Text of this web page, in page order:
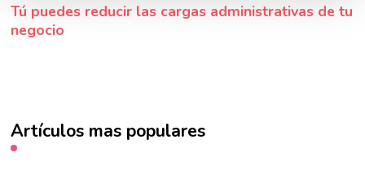
Tú puedes reducir las cargas administrativas de tu
negocio
Artículos mas populares